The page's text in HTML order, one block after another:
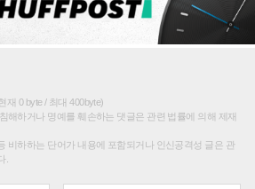
재 0 byte / 최대 400byte)
해하거나 명예를 훼손하는 댓글은 관련 법률에 의해 제재
비하하는 단어가 내용에 포함되거나 인신공격성 글은 관
.